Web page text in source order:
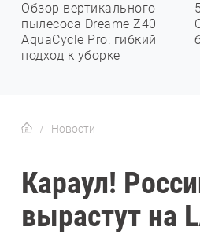
Обзор вертикального
пылесоса Dreame Z40
AquaCycle Pro: гибкий
подход к уборке
Новости
Караул!
вырастут на